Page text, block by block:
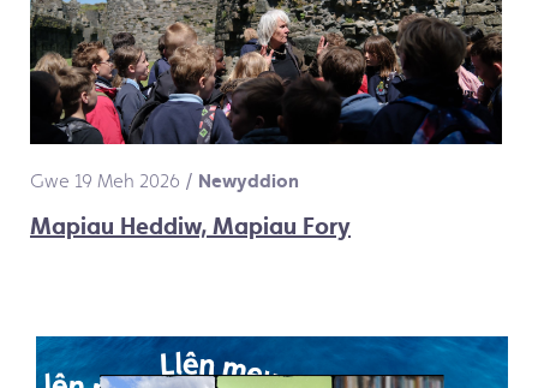
Gwe 19 Meh 2026 / Newyddion
Mapiau Heddiw, Mapiau Fory